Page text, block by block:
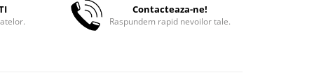
Contacteaza-ne!
Raspundem rapid nevoilor tale.